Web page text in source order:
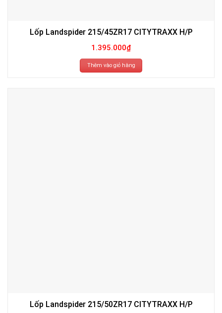
Lốp Landspider 215/45ZR17 CITYTRAXX H/P
1.395.000₫
Thêm vào giỏ hàng
Lốp Landspider 215/50ZR17 CITYTRAXX H/P